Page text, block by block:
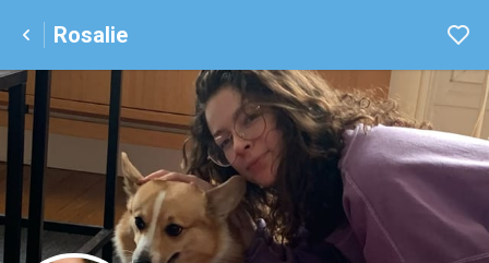
Rosalie